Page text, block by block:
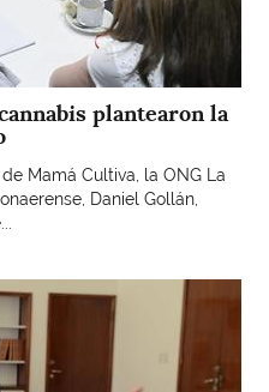
plantearon la
Mamá Cultiva, la ONG La
Daniel Gollán,